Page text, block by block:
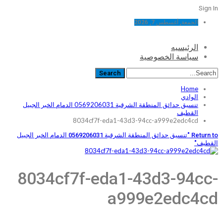
Sign In
الجمعة, أغسطس 7, 2026
الرئيسيه
سياسة الخصوصية
Home
الوادي
تنسيق حدائق المنطقة الشرقية 0569206031 الدمام الخبر الجبيل
القطيف
8034cf7f-eda1-43d3-94cc-a999e2edc4cd
Return to "تنسيق حدائق المنطقة الشرقية 0569206031 الدمام الخبر الجبيل
القطيف"
8034cf7f-eda1-43d3-94cc-
a999e2edc4cd